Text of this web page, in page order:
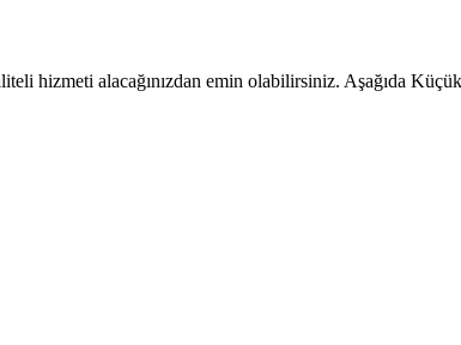
hizmeti alacağınızdan emin olabilirsiniz. Aşağıda